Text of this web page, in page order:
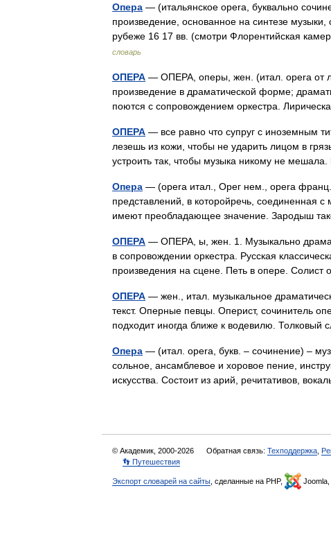
Опера — (итальянское opera, буквально
произведение, основанное на синтезе
рубеже 16 17 вв. (смотри Флорентийская
словарь
ОПЕРА — ОПЕРА, оперы, жен. (итал. opera от
произведение в драматической форме;
поются с сопровождением оркестра.
ОПЕРА — все равно что супруг с иноземным
лезешь из кожи, чтобы не ударить лицом в
устроить так, чтобы музыка никому не
Опера — (opera итал., Орег нем., opera
представлений, в которойречь, соединенная
имеют преобладающее значение. Зародыш
ОПЕРА — ОПЕРА, ы, жен. 1. Музыкально
в сопровождении оркестра. Русская
произведения на сцене. Петь в опере.
ОПЕРА — жен., итал. музыкальное
текст. Оперные певцы. Оперист, сочинитель
подходит иногда ближе к водевилю.
Опера — (итал. opera, букв. – сочинение) –
сольное, ансамблевое и хоровое пение,
искусства. Состоит из арий, речитативов,
© Академик, 2000-2026 Обратная связь: Техподдержка
👣 Путешествия
Экспорт словарей на сайты , сделанные на PHP, Joomla,